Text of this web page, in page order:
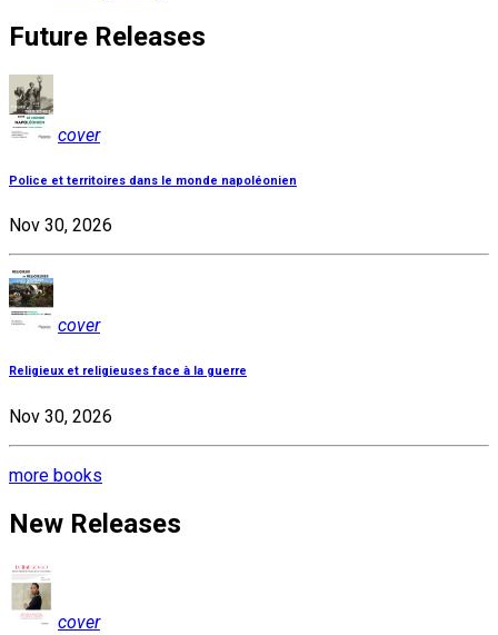
Future Releases
cover
Police et territoires dans le monde napoléonien
Nov 30, 2026
cover
Religieux et religieuses face à la guerre
Nov 30, 2026
more books
New Releases
cover